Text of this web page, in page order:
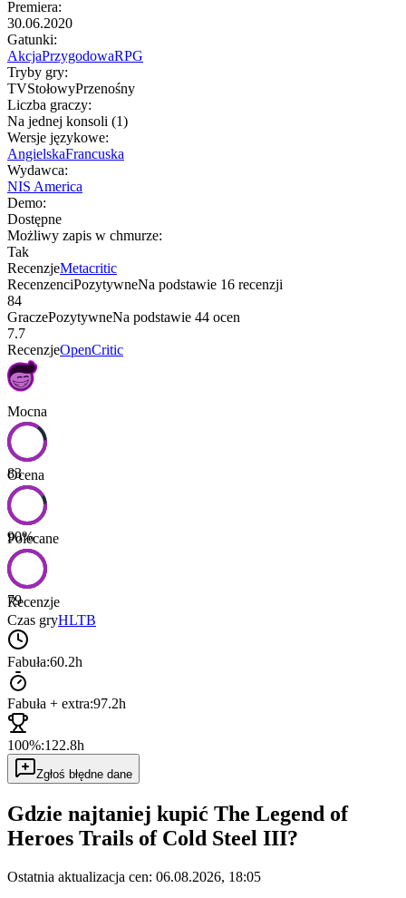
Premiera:
30.06.2020
Gatunki:
AkcjaPrzygodowaRPG
Tryby gry:
TVStołowyPrzenośny
Liczba graczy:
Na jednej konsoli (1)
Wersje językowe:
AngielskaFrancuska
Wydawca:
NIS America
Demo:
Dostępne
Możliwy zapis w chmurze:
Tak
RecenzjeMetacritic
RecenzenciPozytywneNa podstawie 16 recenzji
84
GraczePozytywneNa podstawie 44 ocen
7.7
RecenzjeOpenCritic
Mocna
83
Ocena
90%
Polecane
79
Recenzje
Czas gryHLTB
Fabuła:60.2h
Fabuła + extra:97.2h
100%:122.8h
Zgłoś błędne dane
Gdzie najtaniej kupić The Legend of
Heroes Trails of Cold Steel III?
Ostatnia aktualizacja cen: 06.08.2026, 18:05